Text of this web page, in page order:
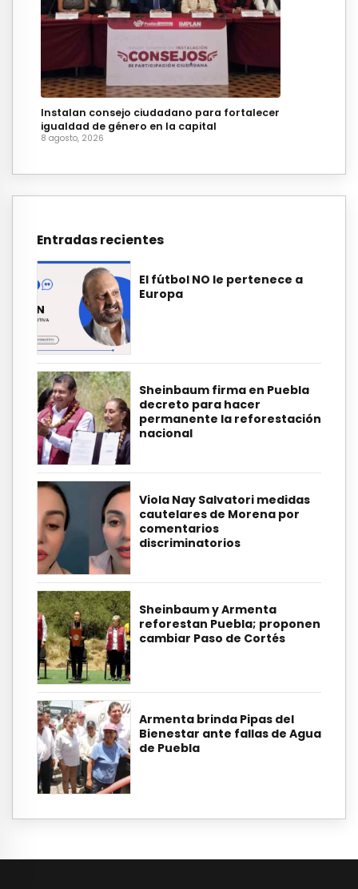
Instalan consejo ciudadano para fortalecer
igualdad de género en la capital
8 agosto, 2026
Entradas recientes
El fútbol NO le pertenece a
Europa
Sheinbaum firma en Puebla
decreto para hacer
permanente la reforestación
nacional
Viola Nay Salvatori medidas
cautelares de Morena por
comentarios
discriminatorios
Sheinbaum y Armenta
reforestan Puebla; proponen
cambiar Paso de Cortés
Armenta brinda Pipas del
Bienestar ante fallas de Agua
de Puebla